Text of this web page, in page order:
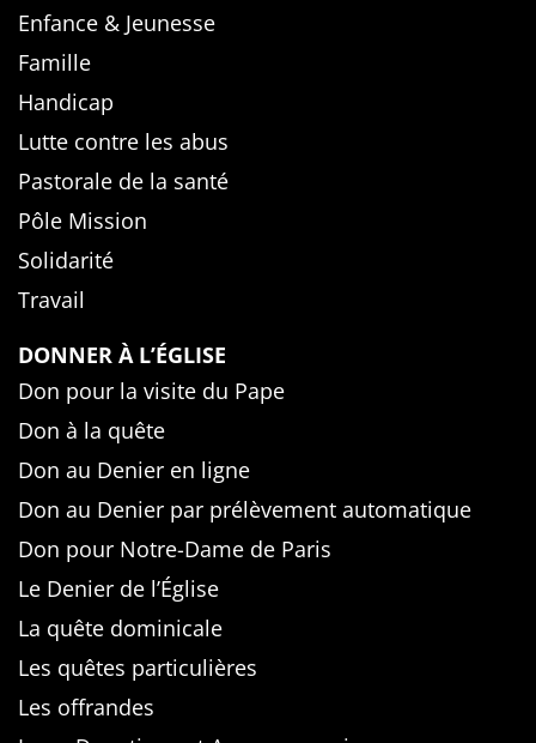
Enfance & Jeunesse
Famille
Handicap
Lutte contre les abus
Pastorale de la santé
Pôle Mission
Solidarité
Travail
DONNER À L’ÉGLISE
Don pour la visite du Pape
Don à la quête
Don au Denier en ligne
Don au Denier par prélèvement automatique
Don pour Notre-Dame de Paris
Le Denier de l’Église
La quête dominicale
Les quêtes particulières
Les offrandes